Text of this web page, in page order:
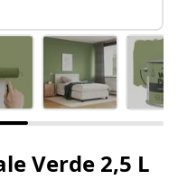
Verde 2,5 L